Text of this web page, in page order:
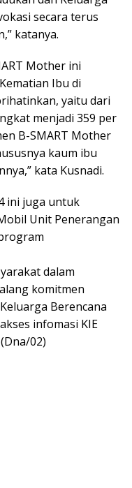
secara terus
katanya.
Mother ini
Ibu di
yaitu dari
menjadi 359 per
B-SMART Mother
kaum ibu
kata Kusnadi.
ini juga untuk
Unit Penerangan
dalam
komitmen
Berencana
infomasi KIE
02)